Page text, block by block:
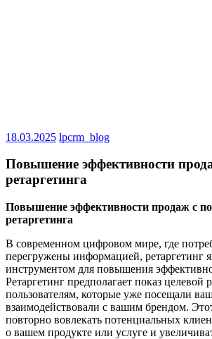
18.03.2025 lpcrm_blog
Повышение эффективности
ретаргетинга
Повышение эффективности продаж с
ретаргетинга
В современном цифровом мире, где
перегружены информацией, ретаргетинг
инструментом для повышения
Ретаргетинг предполагает показ целевой
пользователям, которые уже посещали
взаимодействовали с вашим брендом.
повторно вовлекать потенциальных
о вашем продукте или услуге и